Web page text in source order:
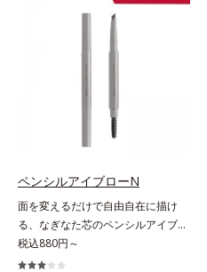
ケア(*1)する、オルビスの頭皮ケア
シリーズです。地肌と髪をすこやか
と、うるおったツヤ髪に導く「ブレ
美髪へ導きます。翌朝の手ぐしで納
得できる、褒められ髪をご体感くだ
こと *2 保湿成分
ペンシルアイブローN
面を変えるだけで自由自在に描け
る、なぎなた芯のペンシルアイブロ
ー。角度を変えるだけで自由自在に
描けるペンシルアイブローです。な
税込880円～